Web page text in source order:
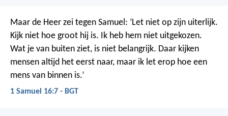
Maar de Heer zei tegen Samuel: ‘Let niet op zijn uiterlijk.
Kijk niet hoe groot hij is. Ik heb hem niet uitgekozen.
Wat je van buiten ziet, is niet belangrijk. Daar kijken
mensen altijd het eerst naar, maar ik let erop hoe een
mens van binnen is.’
1 Samuel 16:7 - BGT